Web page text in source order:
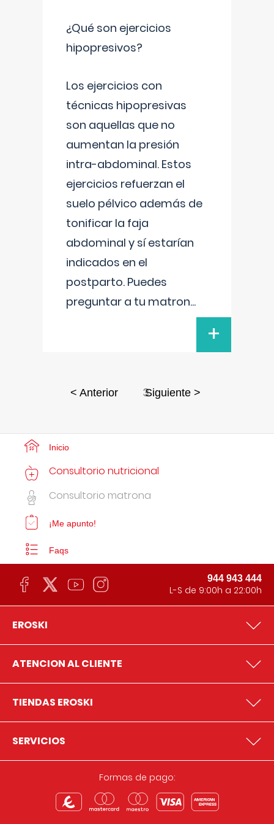
¿Qué son ejercicios
hipopresivos?
Los ejercicios con
técnicas hipopresivas
son aquellas que no
aumentan la presión
intra-abdominal. Estos
ejercicios refuerzan el
suelo pélvico además de
tonificar la faja
abdominal y sí estarían
indicados en el
postparto. Puedes
preguntar a tu matron...
+
< Anterior 3Siguiente >
Inicio
Consultorio nutricional
Consultorio matrona
¡Me apunto!
Faqs
944 943 444
L-S de 9:00h a 22:00h
EROSKI
ATENCION AL CLIENTE
TIENDAS EROSKI
SERVICIOS
Formas de pago: